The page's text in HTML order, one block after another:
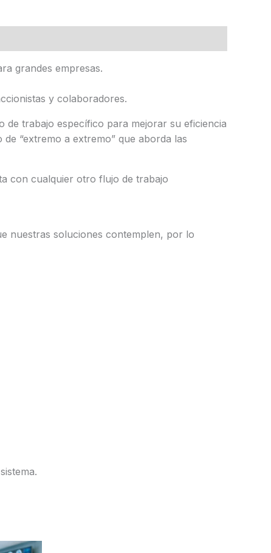
grandes empresas.
y colaboradores.
trabajo específico para mejorar su eficiencia
“extremo a extremo” que aborda las
con cualquier otro flujo de trabajo
nuestras soluciones contemplen, por lo